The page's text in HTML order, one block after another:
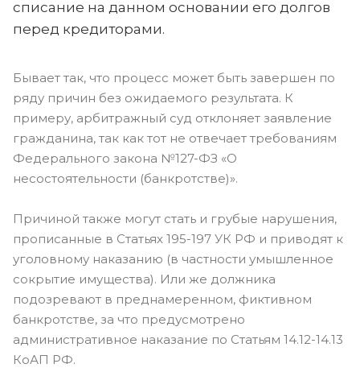
списание на данном основании его долгов
перед кредиторами.
Бывает так, что процесс может быть завершен по
ряду причин без ожидаемого результата. К
примеру, арбитражный суд отклоняет заявление
гражданина, так как тот не отвечает требованиям
Федерального закона №127-ФЗ «О
несостоятельности (банкротстве)».
Причиной также могут стать и грубые нарушения,
прописанные в Статьях 195-197 УК РФ и приводят к
уголовному наказанию (в частности умышленное
сокрытие имущества). Или же должника
подозревают в преднамеренном, фиктивном
банкротстве, за что предусмотрено
административное наказание по Статьям 14.12-14.13
КоАП РФ.